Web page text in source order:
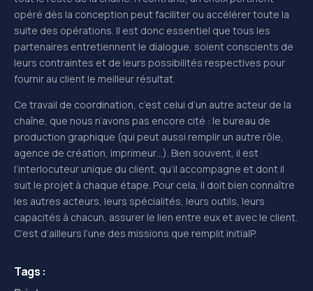
opéré dès la conception peut faciliter ou accélérer toute la
suite des opérations. Il est donc essentiel que tous les
partenaires entretiennent le dialogue, soient conscients de
leurs contraintes et de leurs possibilités respectives pour
fournir au client le meilleur résultat.
Ce travail de coordination, c’est celui d’un autre acteur de la
chaîne, que nous n’avons pas encore cité : le bureau de
production graphique (qui peut aussi remplir un autre rôle,
agence de création, imprimeur…). Bien souvent, il est
l’interlocuteur unique du client, qu’il accompagne et dont il
suit le projet à chaque étape. Pour cela, il doit bien connaître
les autres acteurs, leurs spécialités, leurs outils, leurs
capacités à chacun, assurer le lien entre eux et avec le client.
C’est d’ailleurs l’une des missions que remplit initialP.
Tags :